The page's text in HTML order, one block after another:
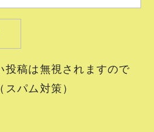
投稿は無視されますので
パム対策）